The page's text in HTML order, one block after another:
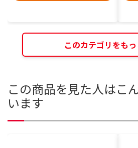
このカテゴリをも
この商品を見た人はこ
います